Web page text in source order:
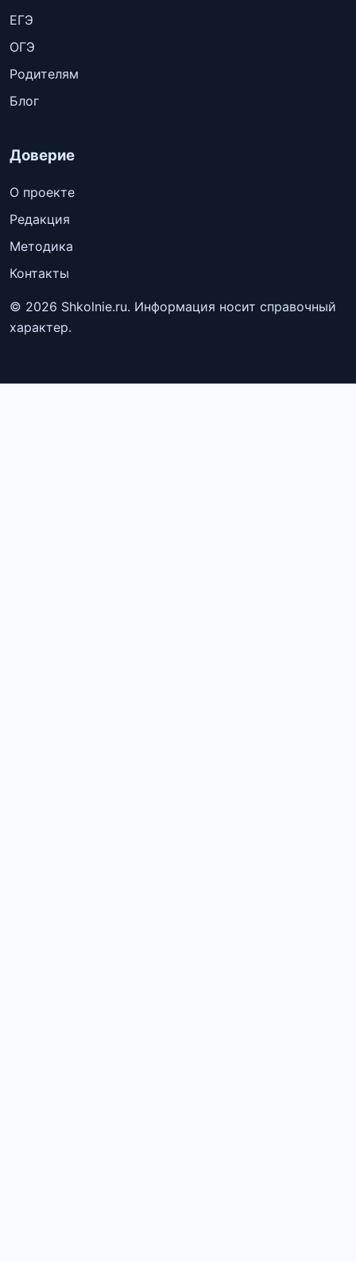
ЕГЭ
ОГЭ
Родителям
Блог
Доверие
О проекте
Редакция
Методика
Контакты
© 2026 Shkolnie.ru. Информация носит справочный
характер.